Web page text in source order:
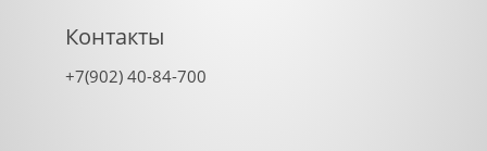
Контакты
+7(902) 40-84-700